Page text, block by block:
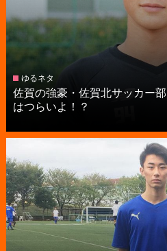
ゆるネタ
佐賀の強豪・佐賀北サッカー
はつらいよ！？